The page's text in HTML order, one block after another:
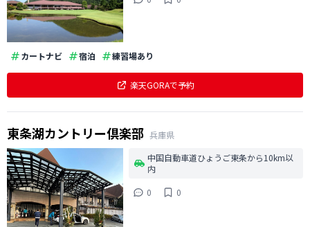
カートナビ 宿泊 練習場あり
楽天GORAで予約
東条湖カントリー倶楽部 兵庫県
中国自動車道ひょうご東条から10km以
内
0
0